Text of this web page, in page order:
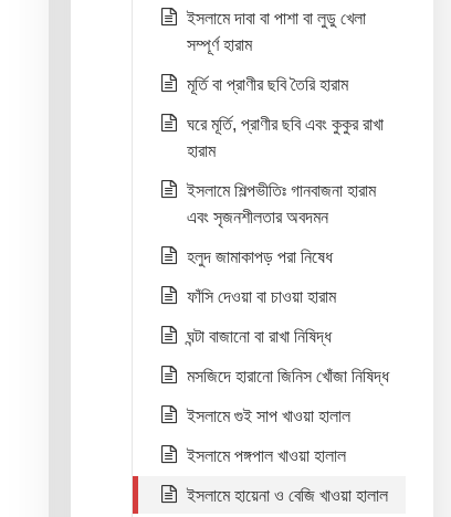
ইসলামে দাবা বা পাশা বা লুডু খেলা
সম্পূর্ণ হারাম
মূর্তি বা প্রাণীর ছবি তৈরি হারাম
ঘরে মূর্তি, প্রাণীর ছবি এবং কুকুর রাখা
হারাম
ইসলামে শিল্পভীতিঃ গানবাজনা হারাম
এবং সৃজনশীলতার অবদমন
হলুদ জামাকাপড় পরা নিষেধ
ফাঁসি দেওয়া বা চাওয়া হারাম
ঘন্টা বাজানো বা রাখা নিষিদ্ধ
মসজিদে হারানো জিনিস খোঁজা নিষিদ্ধ
ইসলামে গুই সাপ খাওয়া হালাল
ইসলামে পঙ্গপাল খাওয়া হালাল
ইসলামে হায়েনা ও বেজি খাওয়া হালাল